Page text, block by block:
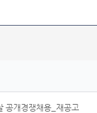
공개경쟁채용_재공고